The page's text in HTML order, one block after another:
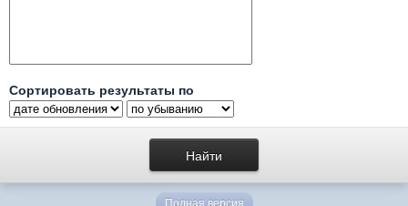
Сортировать результаты по
Полная версия